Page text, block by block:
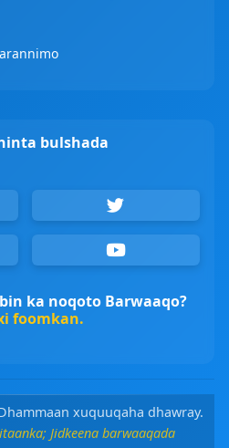
bulshada
ka noqoto Barwaaqo?
foomkan.
xuquuqaha dhawray.
Jidkeena barwaaqada